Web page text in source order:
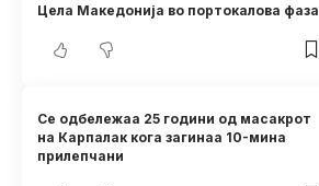
Цела Македонија во портокалова фаза
Се одбележаа 25 години од масакрот
на Карпалак кога загинаа 10-мина
прилепчани